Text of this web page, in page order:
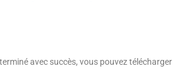
avec succès, vous pouvez télécharger